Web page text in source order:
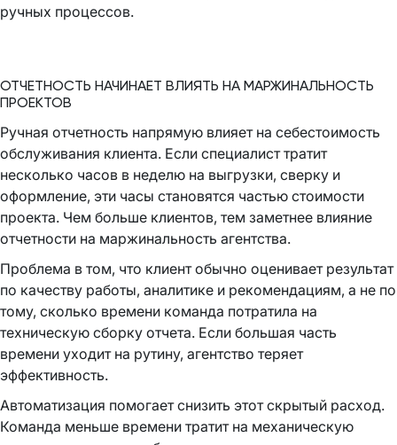
ручных процессов.
ОТЧЕТНОСТЬ НАЧИНАЕТ ВЛИЯТЬ НА МАРЖИНАЛЬНОСТЬ
ПРОЕКТОВ
Ручная отчетность напрямую влияет на себестоимость
обслуживания клиента. Если специалист тратит
несколько часов в неделю на выгрузки, сверку и
оформление, эти часы становятся частью стоимости
проекта. Чем больше клиентов, тем заметнее влияние
отчетности на маржинальность агентства.
Проблема в том, что клиент обычно оценивает результат
по качеству работы, аналитике и рекомендациям, а не по
тому, сколько времени команда потратила на
техническую сборку отчета. Если большая часть
времени уходит на рутину, агентство теряет
эффективность.
Автоматизация помогает снизить этот скрытый расход.
Команда меньше времени тратит на механическую